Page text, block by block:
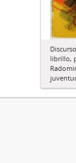
librillo,